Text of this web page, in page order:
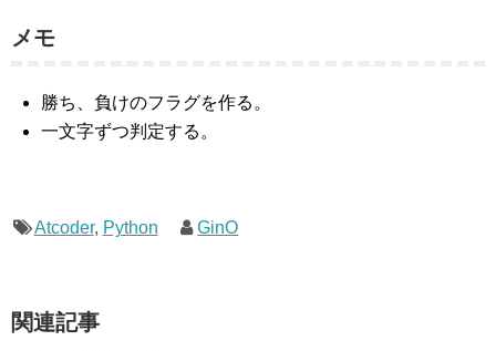
メモ
勝ち、負けのフラグを作る。
一文字ずつ判定する。
Atcoder, Python GinO
関連記事